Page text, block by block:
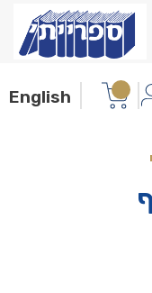
English